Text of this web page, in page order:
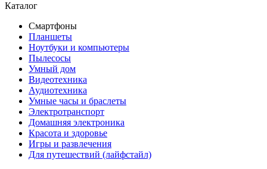
Каталог
Смартфоны
Планшеты
Ноутбуки и компьютеры
Пылесосы
Умный дом
Видеотехника
Аудиотехника
Умные часы и браслеты
Электротранспорт
Домашняя электроника
Красота и здоровье
Игры и развлечения
Для путешествий (лайфстайл)